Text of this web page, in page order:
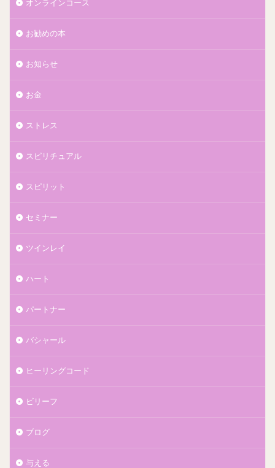
オンラインコース
お勧めの本
お知らせ
お金
ストレス
スピリチュアル
スピリット
セミナー
ツインレイ
ハート
パートナー
バシャール
ヒーリングコード
ビリーフ
ブログ
与える